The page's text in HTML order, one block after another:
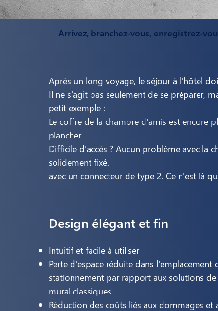
Arrivez, branchez-vous, enregistrez-
Après un long voyage, le séjour à l'hôtel
Il ne s'agit pas seulement de se préparer,
petit exemple :
Le coffre de la chambre d'amis est encore
plancher.
Difficile d'accès ? Aucun problème avec la
solidement fixé.
avec un connecteur de type 2. Ce n'est là
Design élégant et fin
Intuitif et facile à utiliser
Perte d'espace réduite dans l'emplacement
stationnement par rapport aux solutions
mural classiques
Réduction des coûts liés aux dommages et